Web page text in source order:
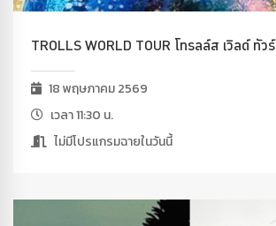
TROLLS WORLD TOUR โทรลล์ส เวิลด์ ทัวร์
18 พฤษภาคม 2569
เวลา 11:30 น.
ไม่มีโปรแกรมฉายในวันนี้